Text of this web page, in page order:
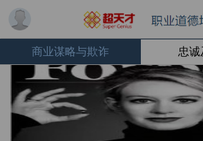
商业谋略与欺诈 忠诚